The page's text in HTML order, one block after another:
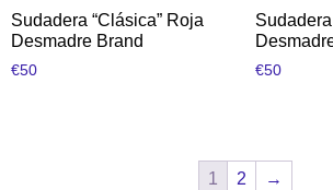
Sudadera “Clásica” Roja
Desmadre Brand
€50
Sudadera
€50
1 2 →